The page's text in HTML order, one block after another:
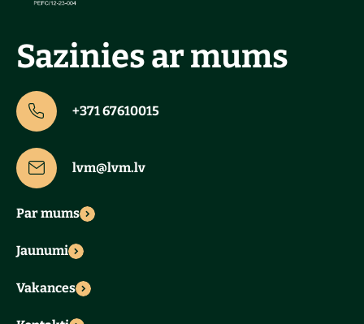
Sazinies ar mums
+371 67610015
lvm@lvm.lv
Par mums
Jaunumi
Vakances